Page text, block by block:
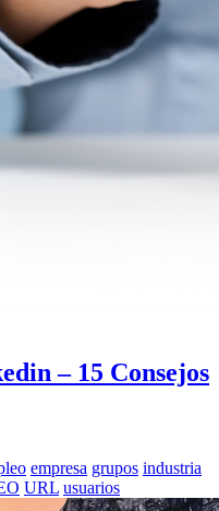
– 15 Consejos
empresa grupos industria
URL usuarios